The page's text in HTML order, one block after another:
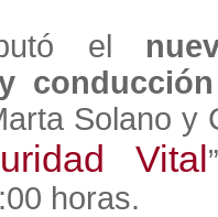
el
Solano y
Vital
horas.